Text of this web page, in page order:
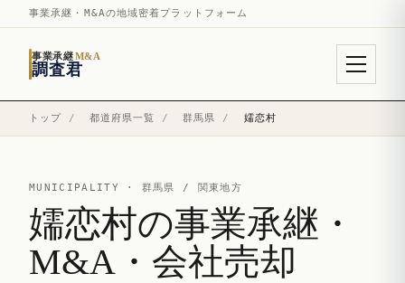
事業承継・M&Aの地域密着プラットフォーム
事業承継M&A
調査君
トップ / 都道府県一覧 / 群馬県 / 嬬恋村
MUNICIPALITY · 群馬県 / 関東地方
嬬恋村の事業承継・
M&A・会社売却